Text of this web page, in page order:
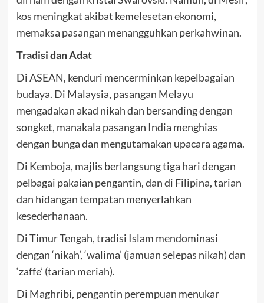
kos meningkat akibat kemelesetan ekonomi,
memaksa pasangan menangguhkan perkahwinan.
Tradisi dan Adat
Di ASEAN, kenduri mencerminkan kepelbagaian
budaya. Di Malaysia, pasangan Melayu
mengadakan akad nikah dan bersanding dengan
songket, manakala pasangan India menghias
dengan bunga dan mengutamakan upacara agama.
Di Kemboja, majlis berlangsung tiga hari dengan
pelbagai pakaian pengantin, dan di Filipina, tarian
dan hidangan tempatan menyerlahkan
kesederhanaan.
Di Timur Tengah, tradisi Islam mendominasi
dengan ‘nikah’, ‘walima’ (jamuan selepas nikah) dan
‘zaffe’ (tarian meriah).
Di Maghribi, pengantin perempuan menukar